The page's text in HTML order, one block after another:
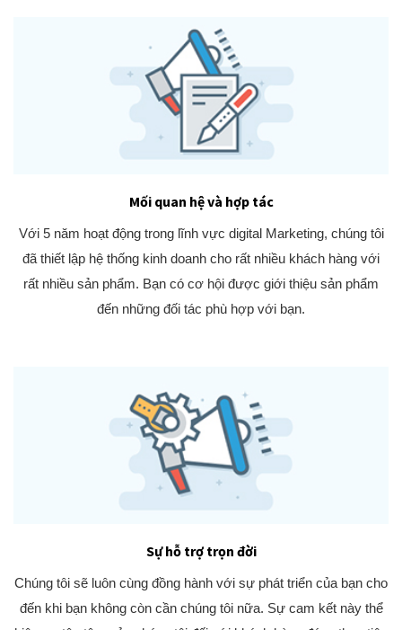
Mối quan hệ và hợp tác
Với 5 năm hoạt động trong lĩnh vực digital Marketing, chúng tôi
đã thiết lập hệ thống kinh doanh cho rất nhiều khách hàng với
rất nhiều sản phẩm. Bạn có cơ hội được giới thiệu sản phẩm
đến những đối tác phù hợp với bạn.
Sự hỗ trợ trọn đời
Chúng tôi sẽ luôn cùng đồng hành với sự phát triển của bạn cho
đến khi bạn không còn cần chúng tôi nữa. Sự cam kết này thể